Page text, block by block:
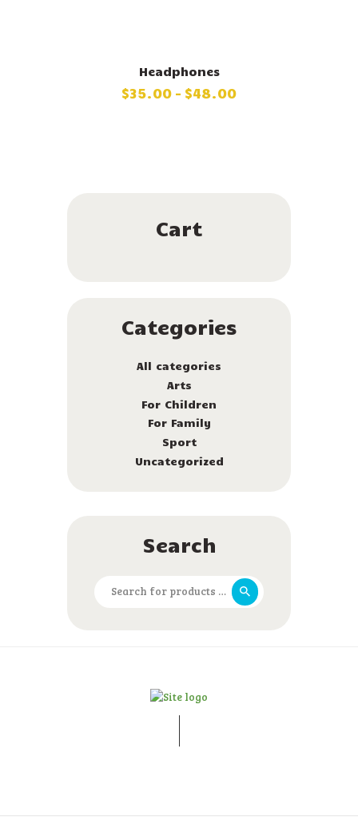
Headphones
$35.00 – $48.00
Cart
Categories
All categories
Arts
For Children
For Family
Sport
Uncategorized
Search